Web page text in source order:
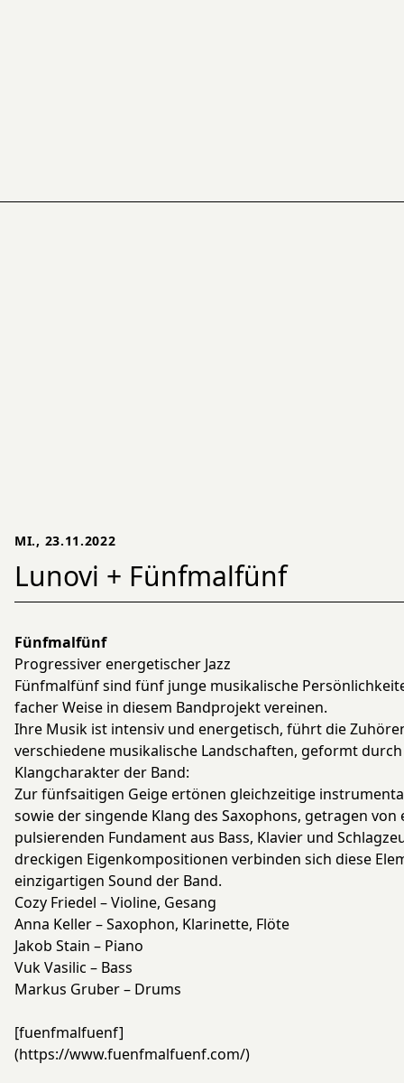
MI., 23.11.2022
Lunovi + Fünfmalfünf
Fünfmalfünf
Progressiver energetischer Jazz
Fünfmalfünf sind fünf junge musikalische
facher Weise in diesem Bandprojekt vereinen.
Ihre Musik ist intensiv und energetisch, führt die
verschiedene musikalische Landschaften, geformt
Klangcharakter der Band:
Zur fünfsaitigen Geige ertönen gleichzeitige
sowie der singende Klang des Saxophons, getragen von
pulsierenden Fundament aus Bass, Klavier und
dreckigen Eigenkompositionen verbinden sich diese
einzigartigen Sound der Band.
Cozy Friedel – Violine, Gesang
Anna Keller – Saxophon, Klarinette, Flöte
Jakob Stain – Piano
Vuk Vasilic – Bass
Markus Gruber – Drums
[fuenfmalfuenf]
(https://www.fuenfmalfuenf.com/)